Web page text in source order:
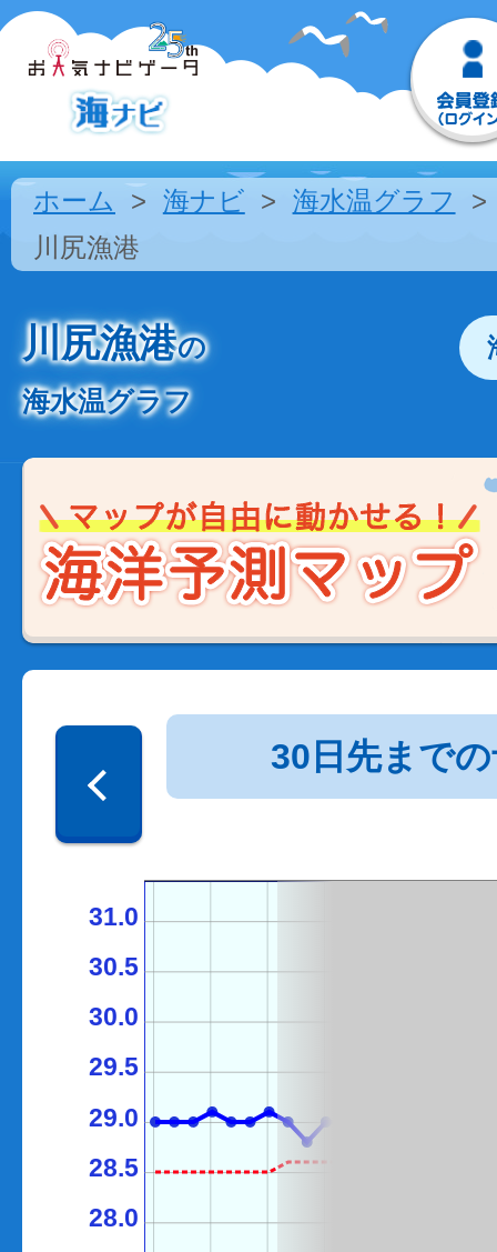
ホーム 海ナビ
海水温グラフ
川尻漁港
川尻漁港の
海水温グラフ
30日先まで
28.0
28.5
29.0
29.5
30.0
30.5
31.0